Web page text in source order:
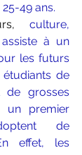
49 ans.
culture,
à un
les futurs
de
de grosses
un premier
de
effet, les